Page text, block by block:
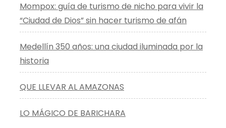
Mompox: guía de turismo de nicho para vivir la
“Ciudad de Dios” sin hacer turismo de afán
Medellín 350 años: una ciudad iluminada por la
historia
QUE LLEVAR AL AMAZONAS
LO MÁGICO DE BARICHARA